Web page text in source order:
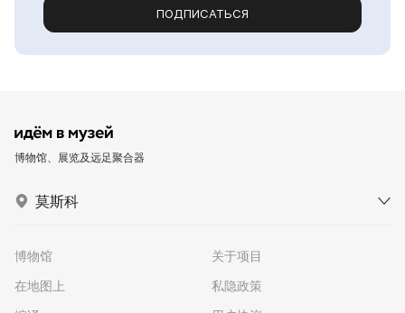
ПОДПИСАТЬСЯ
博物馆、展览及远足聚合器
莫斯科
博物馆
在地图上
关于项目
私隐政策